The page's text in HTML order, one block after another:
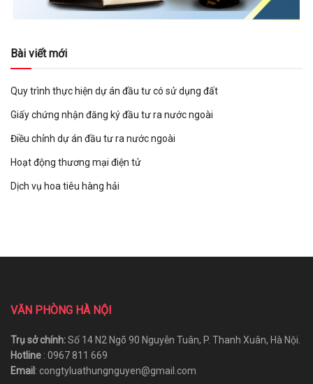
Bài viết mới
Quy trình thực hiện dự án đầu tư có sử dụng đất
Giấy chứng nhận đăng ký đầu tư ra nước ngoài
Điều chỉnh dự án đầu tư ra nước ngoài
Hoạt động thương mại điện tử
Dịch vụ hoa tiêu hàng hải
VĂN PHÒNG HÀ NỘI
Trụ sở chính:Số 14 N2 Ngõ 90 Nguyễn Tuân, P. Thanh Xuân, Hà Nội.
Hotline : 0967 811 669
Email : congtyluathungnguyen@gmail.com